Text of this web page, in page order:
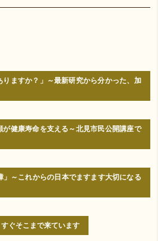
りますか？」～最新研究から分かった、加
が健康寿命を支える～北見市民公開講座で
」～これからの日本でますます大切になる
ぐそこまで来ています